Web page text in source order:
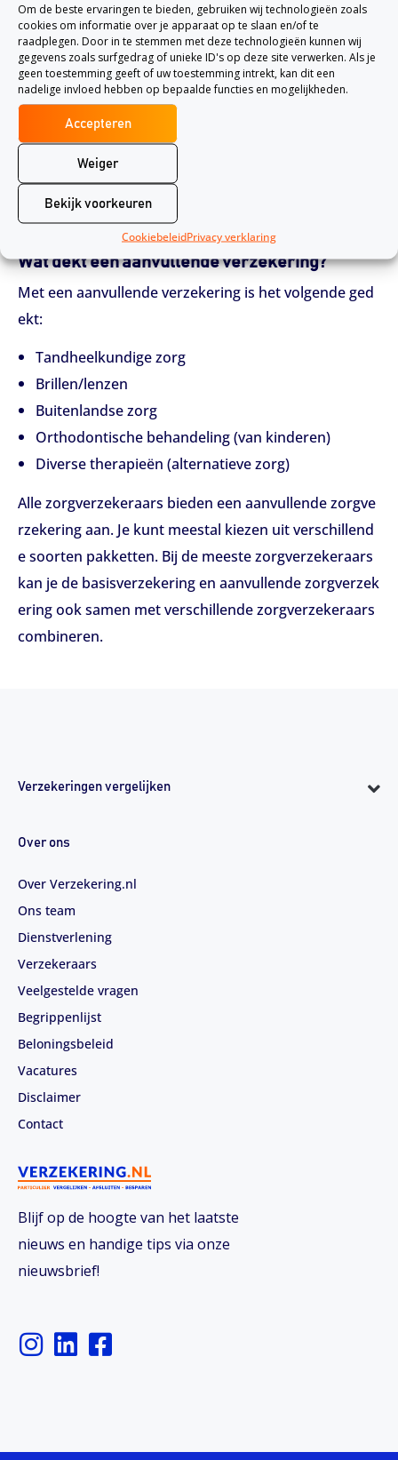
Om de beste ervaringen te bieden, gebruiken wij technologieën zoals
cookies om informatie over je apparaat op te slaan en/of te
raadplegen. Door in te stemmen met deze technologieën kunnen wij
gegevens zoals surfgedrag of unieke ID's op deze site verwerken. Als je
geen toestemming geeft of uw toestemming intrekt, kan dit een
nadelige invloed hebben op bepaalde functies en mogelijkheden.
Accepteren
Weiger
Bekijk voorkeuren
CookiebeleidPrivacy verklaring
ie kan vragen als je ouder of chronisch ziek bent.
Een basisverzekering dekt dus niet alle kosten die je
maakt. Brillen/lenzen, tandartskosten, fysiotherapie
(eerste 20 behandelingen zelf betalen als je chronisch
e aandoeningen hebt) worden bijvoorbeeld niet vergo
ed vanuit een basisverzekering. Voorzie je veel medis
che kosten, dan kan een aanvullende verzekering han
dig zijn.
Wat dekt een aanvullende verzekering?
Met een aanvullende verzekering is het volgende ged
ekt:
Tandheelkundige zorg
Brillen/lenzen
Buitenlandse zorg
Orthodontische behandeling (van kinderen)
Diverse therapieën (alternatieve zorg)
Alle zorgverzekeraars bieden een aanvullende zorgve
rzekering aan. Je kunt meestal kiezen uit verschillend
e soorten pakketten. Bij de meeste zorgverzekeraars
kan je de basisverzekering en aanvullende zorgverzek
ering ook samen met verschillende zorgverzekeraars
combineren.
Blijf op de hoogte van het laatste
nieuws en handige tips via onze
nieuwsbrief!
I
n
L
i
F
a
Verzekeringen vergelijken
Over ons
Over Verzekering.nl
Ons team
Dienstverlening
Verzekeraars
Veelgestelde vragen
Begrippenlijst
Beloningsbeleid
Vacatures
Disclaimer
Contact